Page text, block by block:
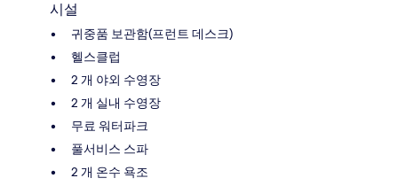
시설
귀중품 보관함(프런트 데스크)
헬스클럽
2 개 야외 수영장
2 개 실내 수영장
무료 워터파크
풀서비스 스파
2 개 온수 욕조